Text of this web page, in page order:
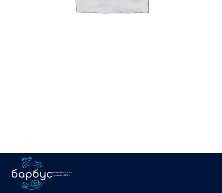
Ваш надійний партнер
у зоотоварах з 2000 р.